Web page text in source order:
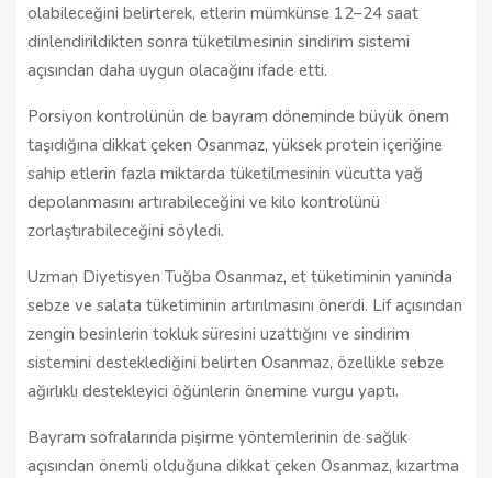
olabileceğini belirterek, etlerin mümkünse 12–24 saat
dinlendirildikten sonra tüketilmesinin sindirim sistemi
açısından daha uygun olacağını ifade etti.
Porsiyon kontrolünün de bayram döneminde büyük önem
taşıdığına dikkat çeken Osanmaz, yüksek protein içeriğine
sahip etlerin fazla miktarda tüketilmesinin vücutta yağ
depolanmasını artırabileceğini ve kilo kontrolünü
zorlaştırabileceğini söyledi.
Uzman Diyetisyen Tuğba Osanmaz, et tüketiminin yanında
sebze ve salata tüketiminin artırılmasını önerdi. Lif açısından
zengin besinlerin tokluk süresini uzattığını ve sindirim
sistemini desteklediğini belirten Osanmaz, özellikle sebze
ağırlıklı destekleyici öğünlerin önemine vurgu yaptı.
Bayram sofralarında pişirme yöntemlerinin de sağlık
açısından önemli olduğuna dikkat çeken Osanmaz, kızartma